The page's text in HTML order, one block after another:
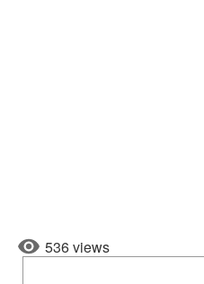
536 views